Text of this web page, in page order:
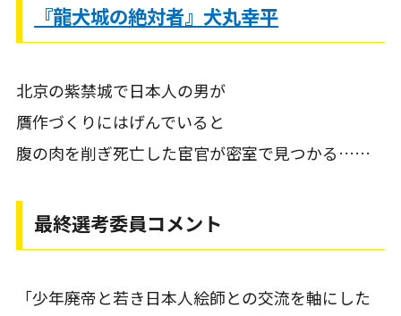
『龍犬城の絶対者』犬丸幸平
北京の紫禁城で日本人の男が
贋作づくりにはげんでいると
腹の肉を削ぎ死亡した宦官が密室で見つかる……
最終選考委員コメント
「少年廃帝と若き日本人絵師との交流を軸にした